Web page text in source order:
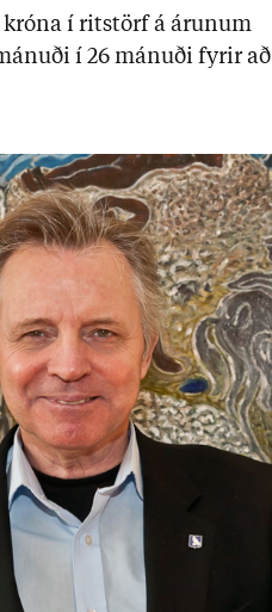
í ritstörf á ár­un­um
í 26 mán­uði fyr­ir að